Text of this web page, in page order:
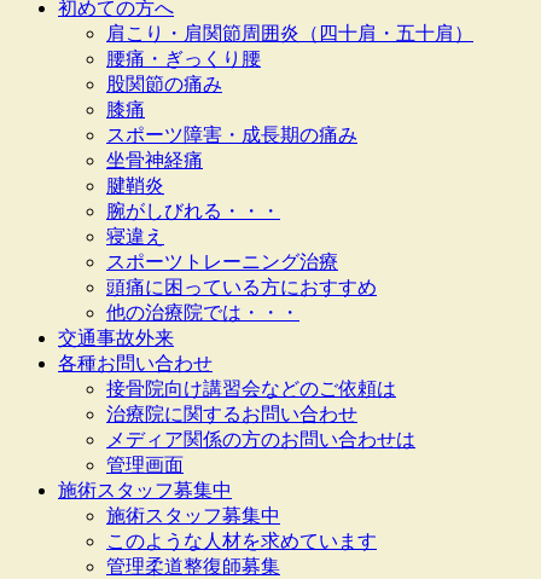
初めての方へ
肩こり・肩関節周囲炎（四十肩・五十肩）
腰痛・ぎっくり腰
股関節の痛み
膝痛
スポーツ障害・成長期の痛み
坐骨神経痛
腱鞘炎
腕がしびれる・・・
寝違え
スポーツトレーニング治療
頭痛に困っている方におすすめ
他の治療院では・・・
交通事故外来
各種お問い合わせ
接骨院向け講習会などのご依頼は
治療院に関するお問い合わせ
メディア関係の方のお問い合わせは
管理画面
施術スタッフ募集中
施術スタッフ募集中
このような人材を求めています
管理柔道整復師募集